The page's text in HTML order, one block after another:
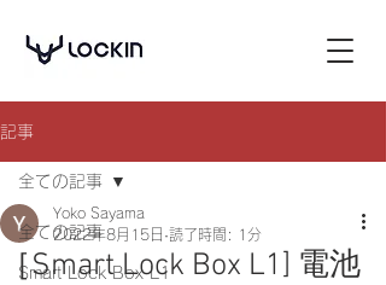
記事
全ての記事
Smart Lock Box L1
全ての記事
［Smart Lock Box L1] 電池
Yoko Sayama
2022年8月15日 読了時間: 1分